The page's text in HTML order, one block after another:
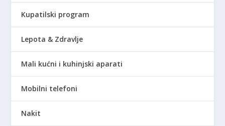
Kupatilski program
Lepota & Zdravlje
Mali kućni i kuhinjski aparati
Mobilni telefoni
Nakit